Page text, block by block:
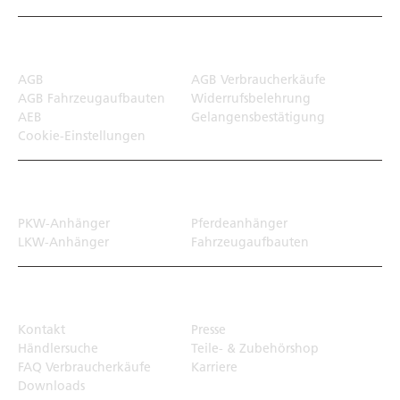
AGB
AGB Verbraucherkäufe
AGB Fahrzeugaufbauten
Widerrufsbelehrung
AEB
Gelangensbestätigung
Cookie-Einstellungen
PKW-Anhänger
Pferdeanhänger
LKW-Anhänger
Fahrzeugaufbauten
Kontakt
Presse
Händlersuche
Teile- & Zubehörshop
FAQ Verbraucherkäufe
Karriere
Downloads